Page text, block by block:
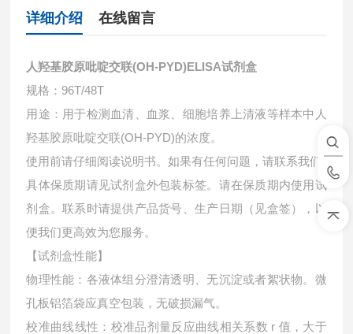
详细介绍 在线留言
人羟基胶原吡啶交联(OH-PYD)ELISA试剂盒
规格：96T/48T
用途：用于检测血清、血浆、细胞培养上清液等样本中 人
羟基胶原吡啶交联(OH-PYD)的浓度。
使用前请仔细阅读说明书。如果有任何问题，请联系我们
具体保质期请见试剂盒外包装标签。请在保质期内使用试
剂盒。联系时请提供产品货号、生产日期（见盒签），以
便我们更高效为您服务。
【试剂盒性能】
物理性能：各液体组分澄清透明、无沉淀或者絮状物。微
孔板铝箔袋应真空包装，无破损漏气。
校准曲线线性：校准品剂量反应曲线相关系数 r 值，大于